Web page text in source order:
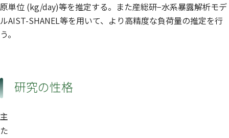
原単位 (kg/day)等を推定する。また産総研−水系暴露解析モデ
ルAIST-SHANEL等を用いて、より高精度な負荷量の推定を行
う。
研究の性格
主
た